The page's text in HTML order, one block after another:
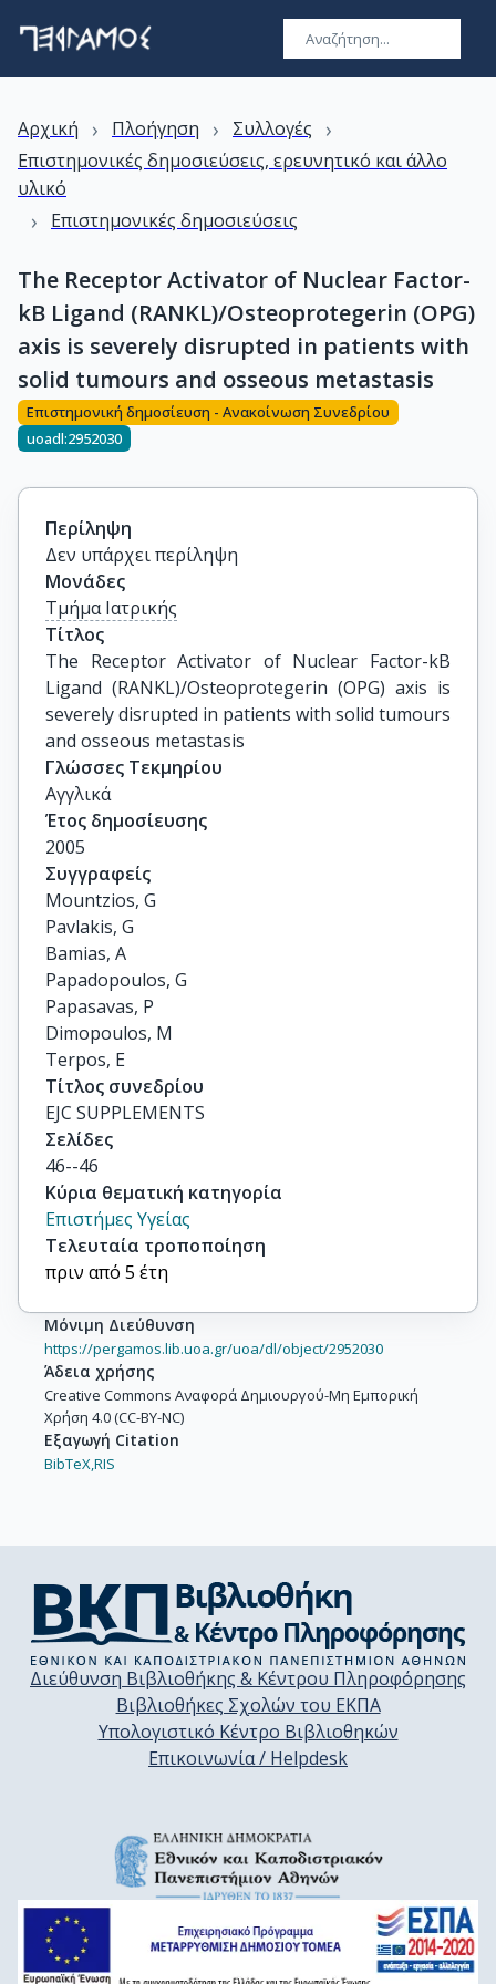
Αρχική › Πλοήγηση › Συλλογές ›
Επιστημονικές δημοσιεύσεις, ερευνητικό και άλλο
υλικό
› Επιστημονικές δημοσιεύσεις
The Receptor Activator of Nuclear Factor-
kB Ligand (RANKL)/Osteoprotegerin (OPG)
axis is severely disrupted in patients with
solid tumours and osseous metastasis
Επιστημονική δημοσίευση - Ανακοίνωση Συνεδρίου
uoadl:2952030
Περίληψη
Δεν υπάρχει περίληψη
Μονάδες
Τμήμα Ιατρικής
Τίτλος
The Receptor Activator of Nuclear Factor-kB
Ligand (RANKL)/Osteoprotegerin (OPG) axis is
severely disrupted in patients with solid tumours
and osseous metastasis
Γλώσσες Τεκμηρίου
Αγγλικά
Έτος δημοσίευσης
2005
Συγγραφείς
Mountzios, G
Pavlakis, G
Bamias, A
Papadopoulos, G
Papasavas, P
Dimopoulos, M
Terpos, E
Τίτλος συνεδρίου
EJC SUPPLEMENTS
Σελίδες
46--46
Κύρια θεματική κατηγορία
Επιστήμες Υγείας
Τελευταία τροποποίηση
πριν από 5 έτη
Μόνιμη Διεύθυνση
https://pergamos.lib.uoa.gr/uoa/dl/object/2952030
Άδεια χρήσης
Creative Commons Αναφορά Δημιουργού-Μη Εμπορική
Χρήση 4.0 (CC-BY-NC)
Εξαγωγή Citation
BibTeX,RIS
Διεύθυνση Βιβλιοθήκης & Κέντρου Πληροφόρησης
Βιβλιοθήκες Σχολών του ΕΚΠΑ
Υπολογιστικό Κέντρο Βιβλιοθηκών
Επικοινωνία / Helpdesk